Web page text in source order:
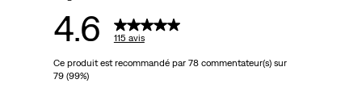
4.6 115 avis
Ce produit est recommandé par 78 commentateur(s) sur
79 (99%)